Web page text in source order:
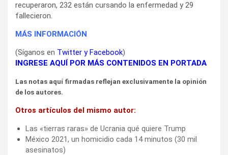
recuperaron, 232 están cursando la enfermedad y 29
fallecieron.
MÁS INFORMACIÓN
(Síganos en Twitter yFacebook)
INGRESE AQUÍ POR MÁS CONTENIDOS EN PORTADA
Las notas aquí firmadas reflejan exclusivamente la opinión
de los autores.
Otros artículos del mismo autor:
Las «tierras raras» de Ucrania qué quiere Trump
México 2021, un homicidio cada 14 minutos (30 mil
asesinatos)